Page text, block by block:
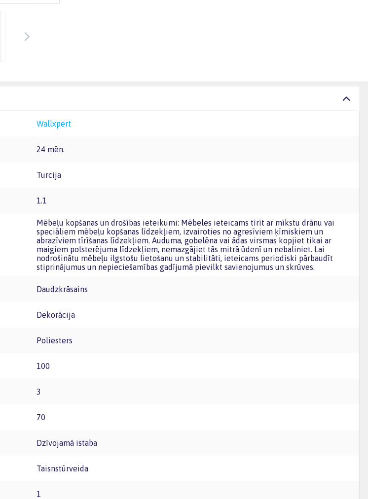
Wallxpert
24 mēn.
Turcija
1.1
Mēbeļu kopšanas un drošības ieteikumi: Mēbeles ieteicams tīrīt ar mīkstu drānu vai
speciāliem mēbeļu kopšanas līdzekļiem, izvairoties no agresīviem ķīmiskiem un
abrazīviem tīrīšanas līdzekļiem. Auduma, gobelēna vai ādas virsmas kopjiet tikai ar
maigiem polsterējuma līdzekļiem, nemazgājiet tās mitrā ūdenī un nebaliniet. Lai
nodrošinātu mēbeļu ilgstošu lietošanu un stabilitāti, ieteicams periodiski pārbaudīt
stiprinājumus un nepieciešamības gadījumā pievilkt savienojumus un skrūves.
Daudzkrāsains
Dekorācija
Poliesters
100
3
70
Dzīvojamā istaba
Taisnstūrveida
1